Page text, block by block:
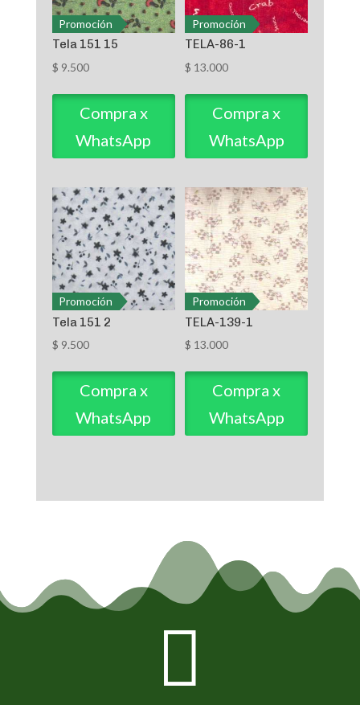
Promoción
Tela 151 15
$ 9.500
Compra x
WhatsApp
Promoción
TELA-86-1
$ 13.000
Compra x
WhatsApp
Promoción
Tela 151 2
$ 9.500
Compra x
WhatsApp
Promoción
TELA-139-1
$ 13.000
Compra x
WhatsApp
